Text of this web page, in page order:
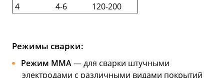
4
4-6 120-200
Режимы сварки:
Режим ММА— для сварки штучными
электродами с различными видами покрытий